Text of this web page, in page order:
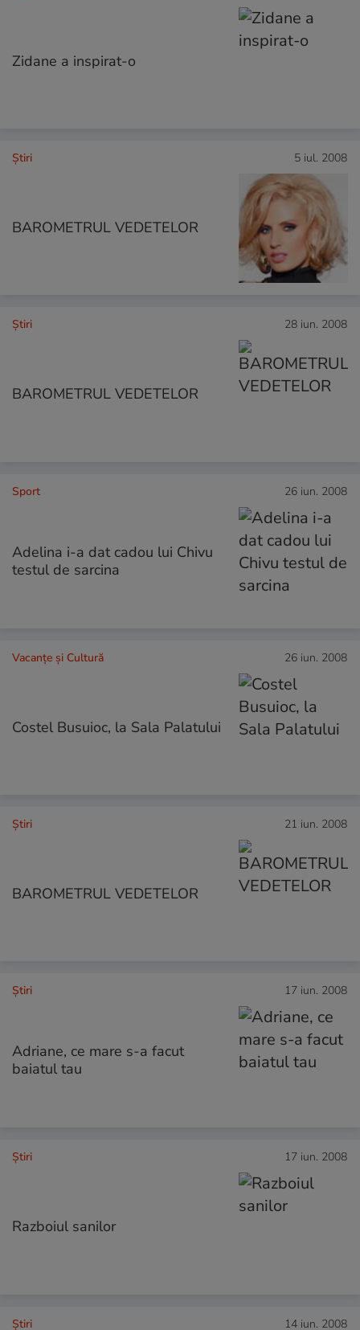
Zidane a inspirat-o
Ştiri 5 iul. 2008
BAROMETRUL VEDETELOR
Ştiri 28 iun. 2008
BAROMETRUL VEDETELOR
Sport 26 iun. 2008
Adelina i-a dat cadou lui Chivu
testul de sarcina
Vacanțe și Cultură 26 iun. 2008
Costel Busuioc, la Sala Palatului
Ştiri 21 iun. 2008
BAROMETRUL VEDETELOR
Ştiri 17 iun. 2008
Adriane, ce mare s-a facut
baiatul tau
Ştiri 17 iun. 2008
Razboiul sanilor
Ştiri 14 iun. 2008